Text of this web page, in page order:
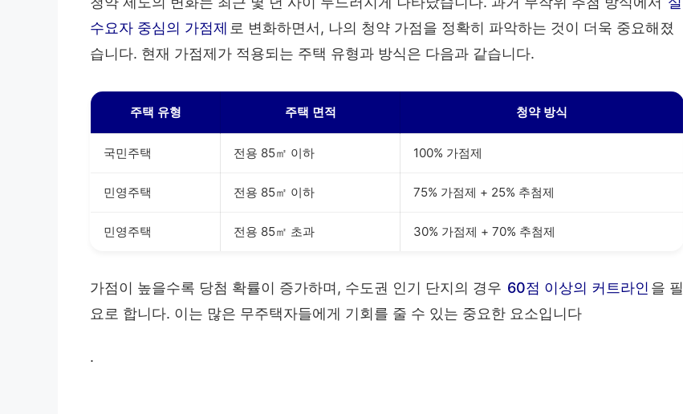
수요자 중심의 가점제 로 변화하면서, 나의 청약 가점을 정확히 파악하는 것이 더욱 중요해졌
습니다. 현재 가점제가 적용되는 주택 유형과 방식은 다음과 같습니다.
주택 유형 주택 면적 청약 방식
국민주택 전용 85㎡ 이하 100% 가점제
민영주택 전용 85㎡ 이하 75% 가점제 + 25% 추첨제
민영주택 전용 85㎡ 초과 30% 가점제 + 70% 추첨제
가점이 높을수록 당첨 확률이 증가하며, 수도권 인기 단지의 경우 60점 이상의 커트라인 을 필
요로 합니다. 이는 많은 무주택자들에게 기회를 줄 수 있는 중요한 요소입니다
.